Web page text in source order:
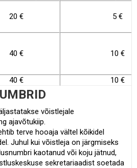
20 € 5 €
40 € 10 €
40 € 10 €
võistlejale
ajavõtukiip.
terve hooaja vältel kõikidel
Juhul kui võistleja on järgmiseks
kaotanud või koju jätnud,
sekretariaadist soetada